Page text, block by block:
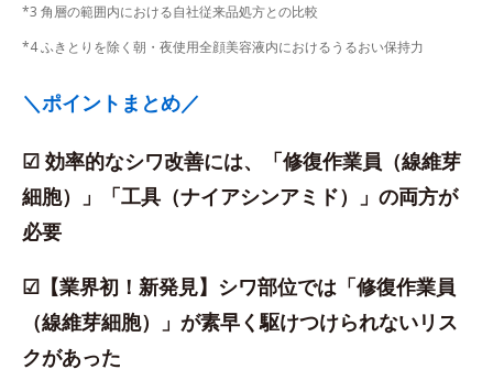
*3 角層の範囲内における自社従来品処方との比較
*4 ふきとりを除く朝・夜使用全顔美容液内におけるうるおい保持力
＼ポイントまとめ／
☑ 効率的なシワ改善には、「修復作業員（線維芽
細胞）」「工具（ナイアシンアミド）」の両方が
必要
☑【業界初！新発見】シワ部位では「修復作業員
（線維芽細胞）」が素早く駆けつけられないリス
クがあった